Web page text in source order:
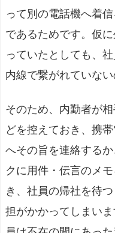
って別の電話機へ着
であるためです。仮
っていたとしても、
内線で繋がれていな
そのため、内勤者が
どを控えておき、携
へその旨を連絡する
クに用件・伝言のメ
き、社員の帰社を待
担がかかってしまい